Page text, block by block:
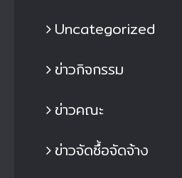
Uncategorized
ข่าวกิจกรรม
ข่าวคณะ
ข่าวจัดซื้อจัดจ้าง